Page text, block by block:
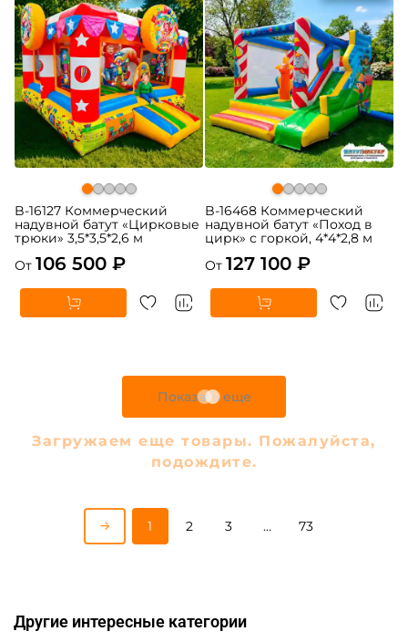
B-16127 Коммерческий
надувной батут «Цирковые
трюки» 3,5*3,5*2,6 м
От 106 500 ₽
B-16468 Коммерческий
надувной батут «Поход в
цирк» с горкой, 4*4*2,8 м
От 127 100 ₽
От 306 900 ₽
От 447 900 ₽